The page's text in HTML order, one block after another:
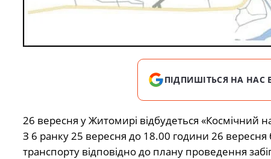
ПІДПИШІТЬСЯ НА НАС В
26 вересня у Житомирі відбудеться «Космічний
З 6 ранку 25 вересня до 18.00 години 26
транспорту відповідно до плану проведення